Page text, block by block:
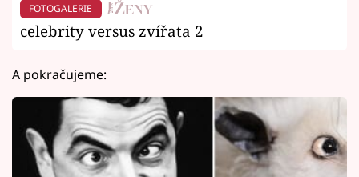
FOTOGALERIE
celebrity versus zvířata 2
A pokračujeme: